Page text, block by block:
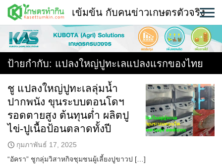
Skip
content
พืช
หน้าแรก
แวดวงเกษตร
ใคร ทำอะไร ที่ไหน
สถานีข่าววันนี้
เข้มข้น กับคนข่าวเกษตรตัวจริง
ป้ายกำกับ: แปลงใหญ่ปูทะเลแปลงแรกของไทย
ชู แปลงใหญ่ปูทะเลลุ่มน้ำ
ปากพนัง ขุนระบบตอนโดฯ
รอดตายสูง ต้นทุนต่ำ ผลิตปู
ไข่-ปูเนื้อป้อนตลาดทั้งปี
กุมภาพันธ์ 17, 2025
“อัครา” ชูกลุ่มวิสาหกิจชุมชนผู้เลี้ยงปูขาวป […]